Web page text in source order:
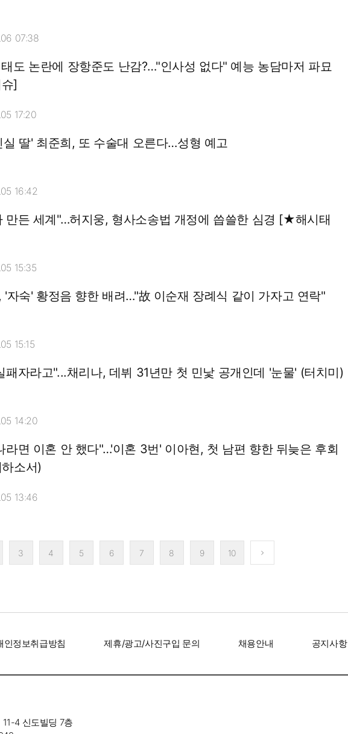
07:38
도 논란에 장항준도 난감?…"인사성 없다" 예능 농담마저 파묘
]
17:20
실 딸' 최준희, 또 수술대 오른다…성형 예고
16:42
만든 세계"…허지웅, 형사소송법 개정에 씁쓸한 심경 [★해시태
15:35
'자숙' 황정음 향한 배려…"故 이순재 장례식 같이 가자고 연락"
15:15
패자라고"...채리나, 데뷔 31년만 첫 민낯 공개인데 '눈물' (터치미)
14:20
라면 이혼 안 했다"…'이혼 3번' 이아현, 첫 남편 향한 뒤늦은 후회
소서)
13:46
3 4 5 6 7 8 9 10
헤어스타일도 몸매도 확
달라졌다!
설레는 공블리 스타일
인정보취급방침 제휴/광고/사진구입 문의 채용안내 공지사항
4 신도빌딩 7층